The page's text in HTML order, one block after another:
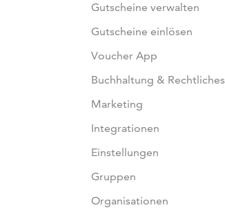
Gutscheine verwalten
Gutscheine einlösen
Voucher App
Buchhaltung & Rechtliches
Marketing
Integrationen
Einstellungen
Gruppen
Organisationen